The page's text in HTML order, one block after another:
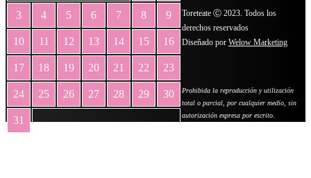
3 4 5 6 7 8 9
10 11 12 13 14 15 16
17 18 19 20 21 22 23
24 25 26 27 28 29 30
31
Toreteate Ⓒ 2023. Todos los
derechos reservados
Diseñado por Welow Marketing
Prohibida la reproducción y utilización
total o parcial, por cualquier medio, sin
autorización expresa por escrito.